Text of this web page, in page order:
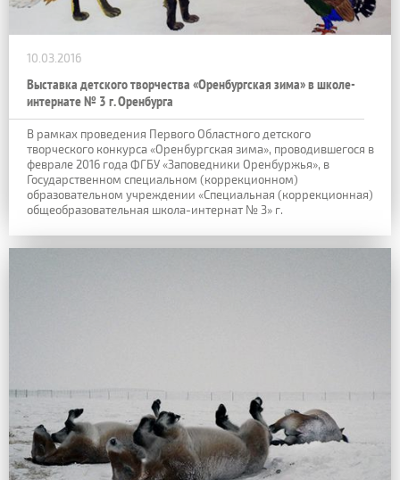
10.03.2016
Выставка детского творчества «Оренбургская зима» в школе-
интернате № 3 г. Оренбурга
В рамках проведения Первого Областного детского
творческого конкурса «Оренбургская зима», проводившегося в
феврале 2016 года ФГБУ «Заповедники Оренбуржья», в
Государственном специальном (коррекционном)
образовательном учреждении «Специальная (коррекционная)
общеобразовательная школа-интернат № 3» г.